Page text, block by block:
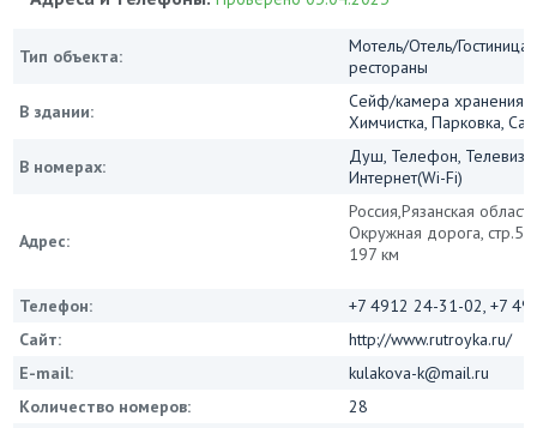
Тип объекта:
Мотель/Отель/
рестораны
В здании:
Сейф/камера хранения,
Химчистка, Парковка,
В номерах:
Душ, Телефон,
Интернет(Wi-Fi)
Адрес:
Россия,Рязанская
Окружная дорога, стр.5,
197 км
Телефон:
+7 4912 24-31-02, +7
Сайт:
http://www.rutroyka.ru/
E-mail:
kulakova-k@mail.ru
Количество номеров:
28